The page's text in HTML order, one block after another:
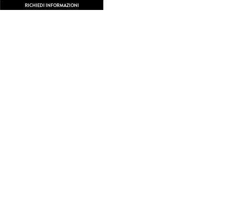
RICHIEDI INFORMAZIONI